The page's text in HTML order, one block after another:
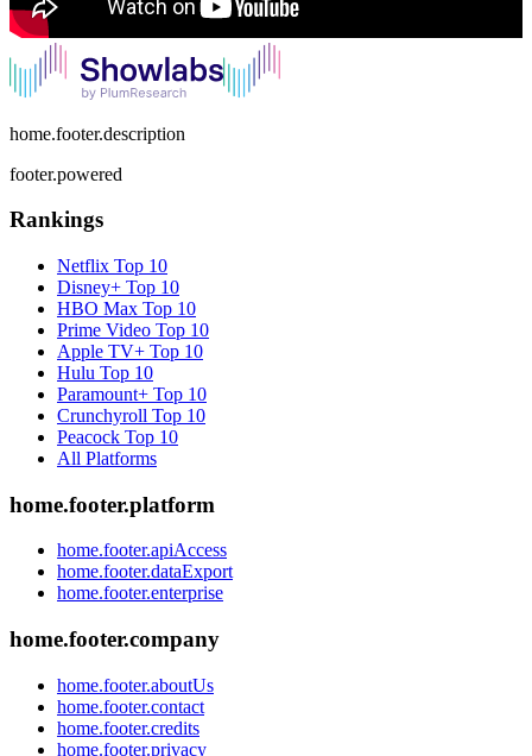
home.footer.description
footer.powered
Rankings
Netflix Top 10
Disney+ Top 10
HBO Max Top 10
Prime Video Top 10
Apple TV+ Top 10
Hulu Top 10
Paramount+ Top 10
Crunchyroll Top 10
Peacock Top 10
All Platforms
home.footer.platform
home.footer.apiAccess
home.footer.dataExport
home.footer.enterprise
home.footer.company
home.footer.aboutUs
home.footer.contact
home.footer.credits
home.footer.privacy